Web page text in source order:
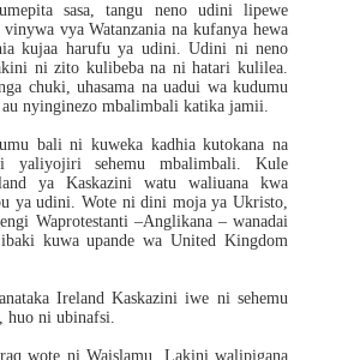
sasa, tangu neno udini lipewe
vya Watanzania na kufanya hewa
kujaa harufu ya udini. Udini ni neno
ni zito kulibeba na ni hatari kulilea.
chuki, uhasama na uadui wa kudumu
nyinginezo mbalimbali katika jamii.
bali ni kuweka kadhia kutokana na
yaliyojiri sehemu mbalimbali. Kule
ya Kaskazini watu waliuana kwa
ya udini. Wote ni dini moja ya Ukristo,
Waprotestanti –Anglikana – wanadai
kuwa upande wa United Kingdom
Ireland Kaskazini iwe ni sehemu
huo ni ubinafsi.
wote ni Waislamu. Lakini walipigana